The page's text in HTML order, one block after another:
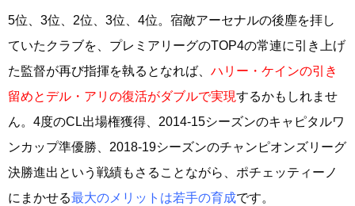
5位、3位、2位、3位、4位。宿敵アーセナルの後塵を拝し
ていたクラブを、プレミアリーグのTOP4の常連に引き上げ
た監督が再び指揮を執るとなれば、 ハリー・ケインの引き
留めとデル・アリの復活がダブルで実現するかもしれませ
ん。4度のCL出場権獲得、2014-15シーズンのキャピタルワ
ンカップ準優勝、2018-19シーズンのチャンピオンズリーグ
決勝進出という戦績もさることながら、ポチェッティーノ
にまかせる最大のメリットは若手の育成です。